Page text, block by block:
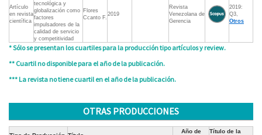
Artículo
en revista
científica
tecnológica y
globalización como
factores
impulsadores de la
calidad de servicio
y competitividad
Flores
Ccanto F.
2019
Revista
Venezolana de
Gerencia
2019:
Q3,
Otros
* Sólo se presentan los cuartiles para la producción tipo artículos y review.
** Cuartil no disponible para el año de la publicación.
*** La revista no tiene cuartil en el año de la publicación.
OTRAS PRODUCCIONES
Año de
Título de la